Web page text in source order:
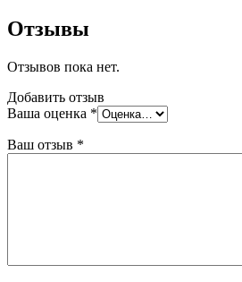
Отзывы
Отзывов пока нет.
Добавить отзыв
Ваша оценка *
Ваш отзыв *